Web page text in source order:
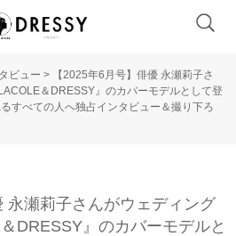
ビュー >
【2025年6月号】俳優 永瀬莉子さ
＆DRESSY』のカバーモデルとして登
すべての人へ独占インタビュー＆撮り下ろ
永瀬莉子さんがウェディング
DRESSY』のカバーモデルと